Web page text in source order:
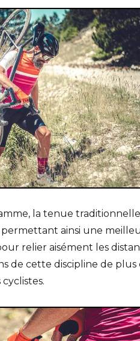
la tenue
ainsi une
relier aisément les
de cette discipline de plus